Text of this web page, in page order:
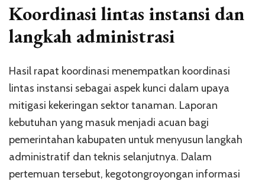
Koordinasi lintas instansi dan
langkah administrasi
Hasil rapat koordinasi menempatkan koordinasi
lintas instansi sebagai aspek kunci dalam upaya
mitigasi kekeringan sektor tanaman. Laporan
kebutuhan yang masuk menjadi acuan bagi
pemerintahan kabupaten untuk menyusun langkah
administratif dan teknis selanjutnya. Dalam
pertemuan tersebut, kegotongroyongan informasi